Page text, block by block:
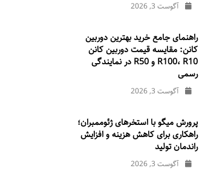
آگوست 3, 2026
راهنمای جامع خرید بهترین دوربین
کانن: مقایسه قیمت دوربین کانن
R100، R10 و R50 در نمایندگی
رسمی
آگوست 3, 2026
پرورش میگو با استخرهای ژئوممبران؛
راهکاری برای کاهش هزینه و افزایش
راندمان تولید
آگوست 3, 2026